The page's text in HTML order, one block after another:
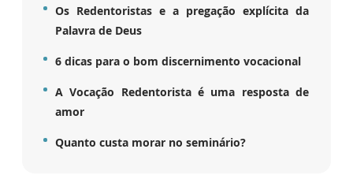
Os Redentoristas e a pregação explícita da
Palavra de Deus
6 dicas para o bom discernimento vocacional
A Vocação Redentorista é uma resposta de
amor
Quanto custa morar no seminário?